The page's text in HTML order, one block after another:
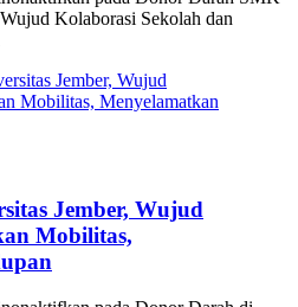
Kolaborasi Sekolah dan
Jember, Wujud
Mobilitas,